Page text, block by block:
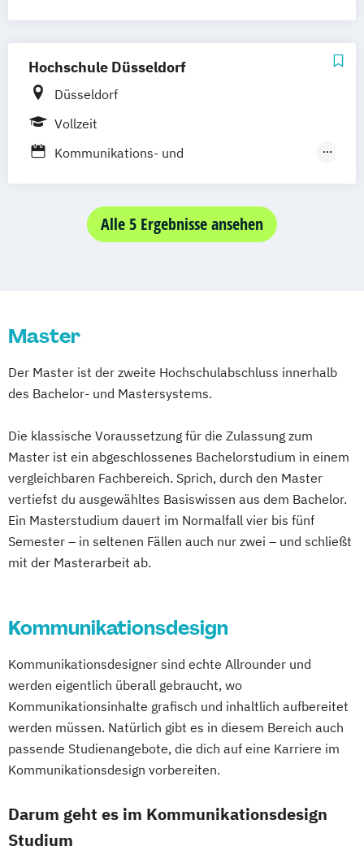
Medienmanagement (DE/EN)
Journalismus und
Unternehmenskommunikation
Management der Medien- und
Kreativwirtschaft
(DE/EN)
Creation
Visual and Media Anthropology
Hochschule Düsseldorf
Düsseldorf
Vollzeit
Kommunikations- und
Multimedia- und Marktmanagement
Kommunikationsdesign Kultur Ästhetik
Alle 5 Ergebnisse ansehen
Master
Der Master ist der zweite Hochschulabschluss innerhalb
des Bachelor- und Mastersystems.
Die klassische Voraussetzung für die Zulassung zum
Master ist ein abgeschlossenes Bachelorstudium in einem
vergleichbaren Fachbereich. Sprich, durch den Master
vertiefst du ausgewähltes Basiswissen aus dem Bachelor.
Ein Masterstudium dauert im Normalfall vier bis fünf
Semester – in seltenen Fällen auch nur zwei – und schließt
mit der Masterarbeit ab.
Kommunikationsdesign
Kommunikationsdesigner sind echte Allrounder und
werden eigentlich überall gebraucht, wo
Kommunikationsinhalte grafisch und inhaltlich aufbereitet
werden müssen. Natürlich gibt es in diesem Bereich auch
passende Studienangebote, die dich auf eine Karriere im
Kommunikationsdesign vorbereiten.
Darum geht es im Kommunikationsdesign
Studium